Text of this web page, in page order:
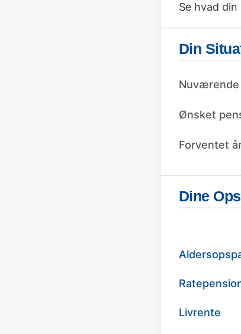
Se hvad
Din
Nuværende
Ønsket
Forventet
Dine
Livrente